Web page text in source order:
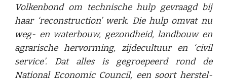
Volkenbond om technische hulp gevraagd bij
haar ‘reconstruction’ werk. Die hulp omvat nu
weg- en waterbouw, gezondheid, landbouw en
agrarische hervorming, zijdecultuur en ‘civil
service’. Dat alles is gegroepeerd rond de
National Economic Council, een soort herstel-